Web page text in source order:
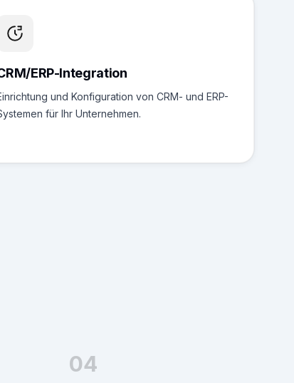
ERP-Integration
und Konfiguration von CRM- und ERP-
für Ihr Unternehmen.
04